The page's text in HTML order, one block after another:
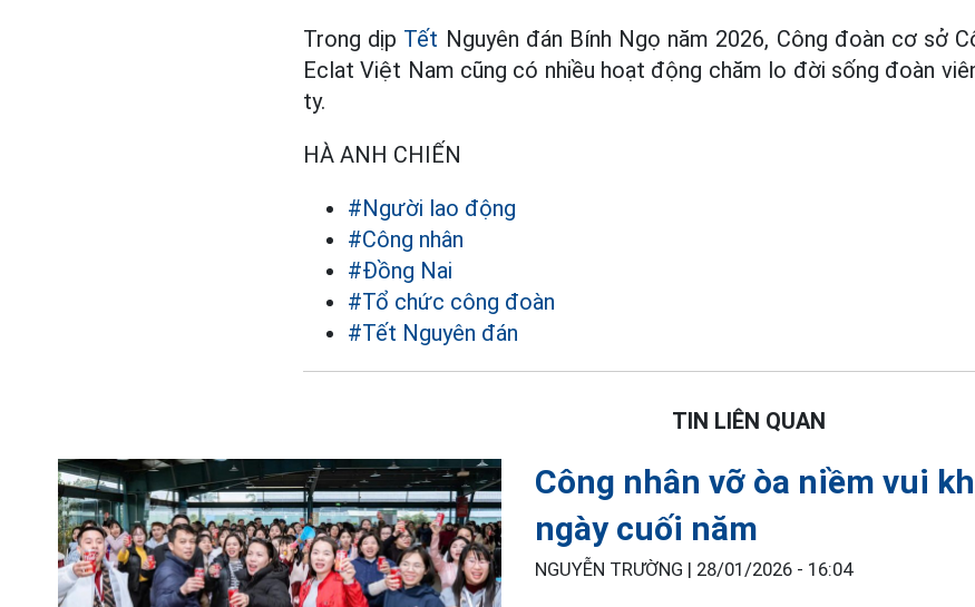
Trong dịp Tết Nguyên đán Bính Ngọ năm 2026, Công đoàn cơ sở
Eclat Việt Nam cũng có nhiều hoạt động chăm lo đời sống đoàn
ty.
HÀ ANH CHIẾN
#Người lao động
#Công nhân
#Đồng Nai
#Tổ chức công đoàn
#Tết Nguyên đán
TIN LIÊN QUAN
Công nhân vỡ òa niềm vui
ngày cuối năm
NGUYỄN TRƯỜNG | 28/01/2026 - 16:04